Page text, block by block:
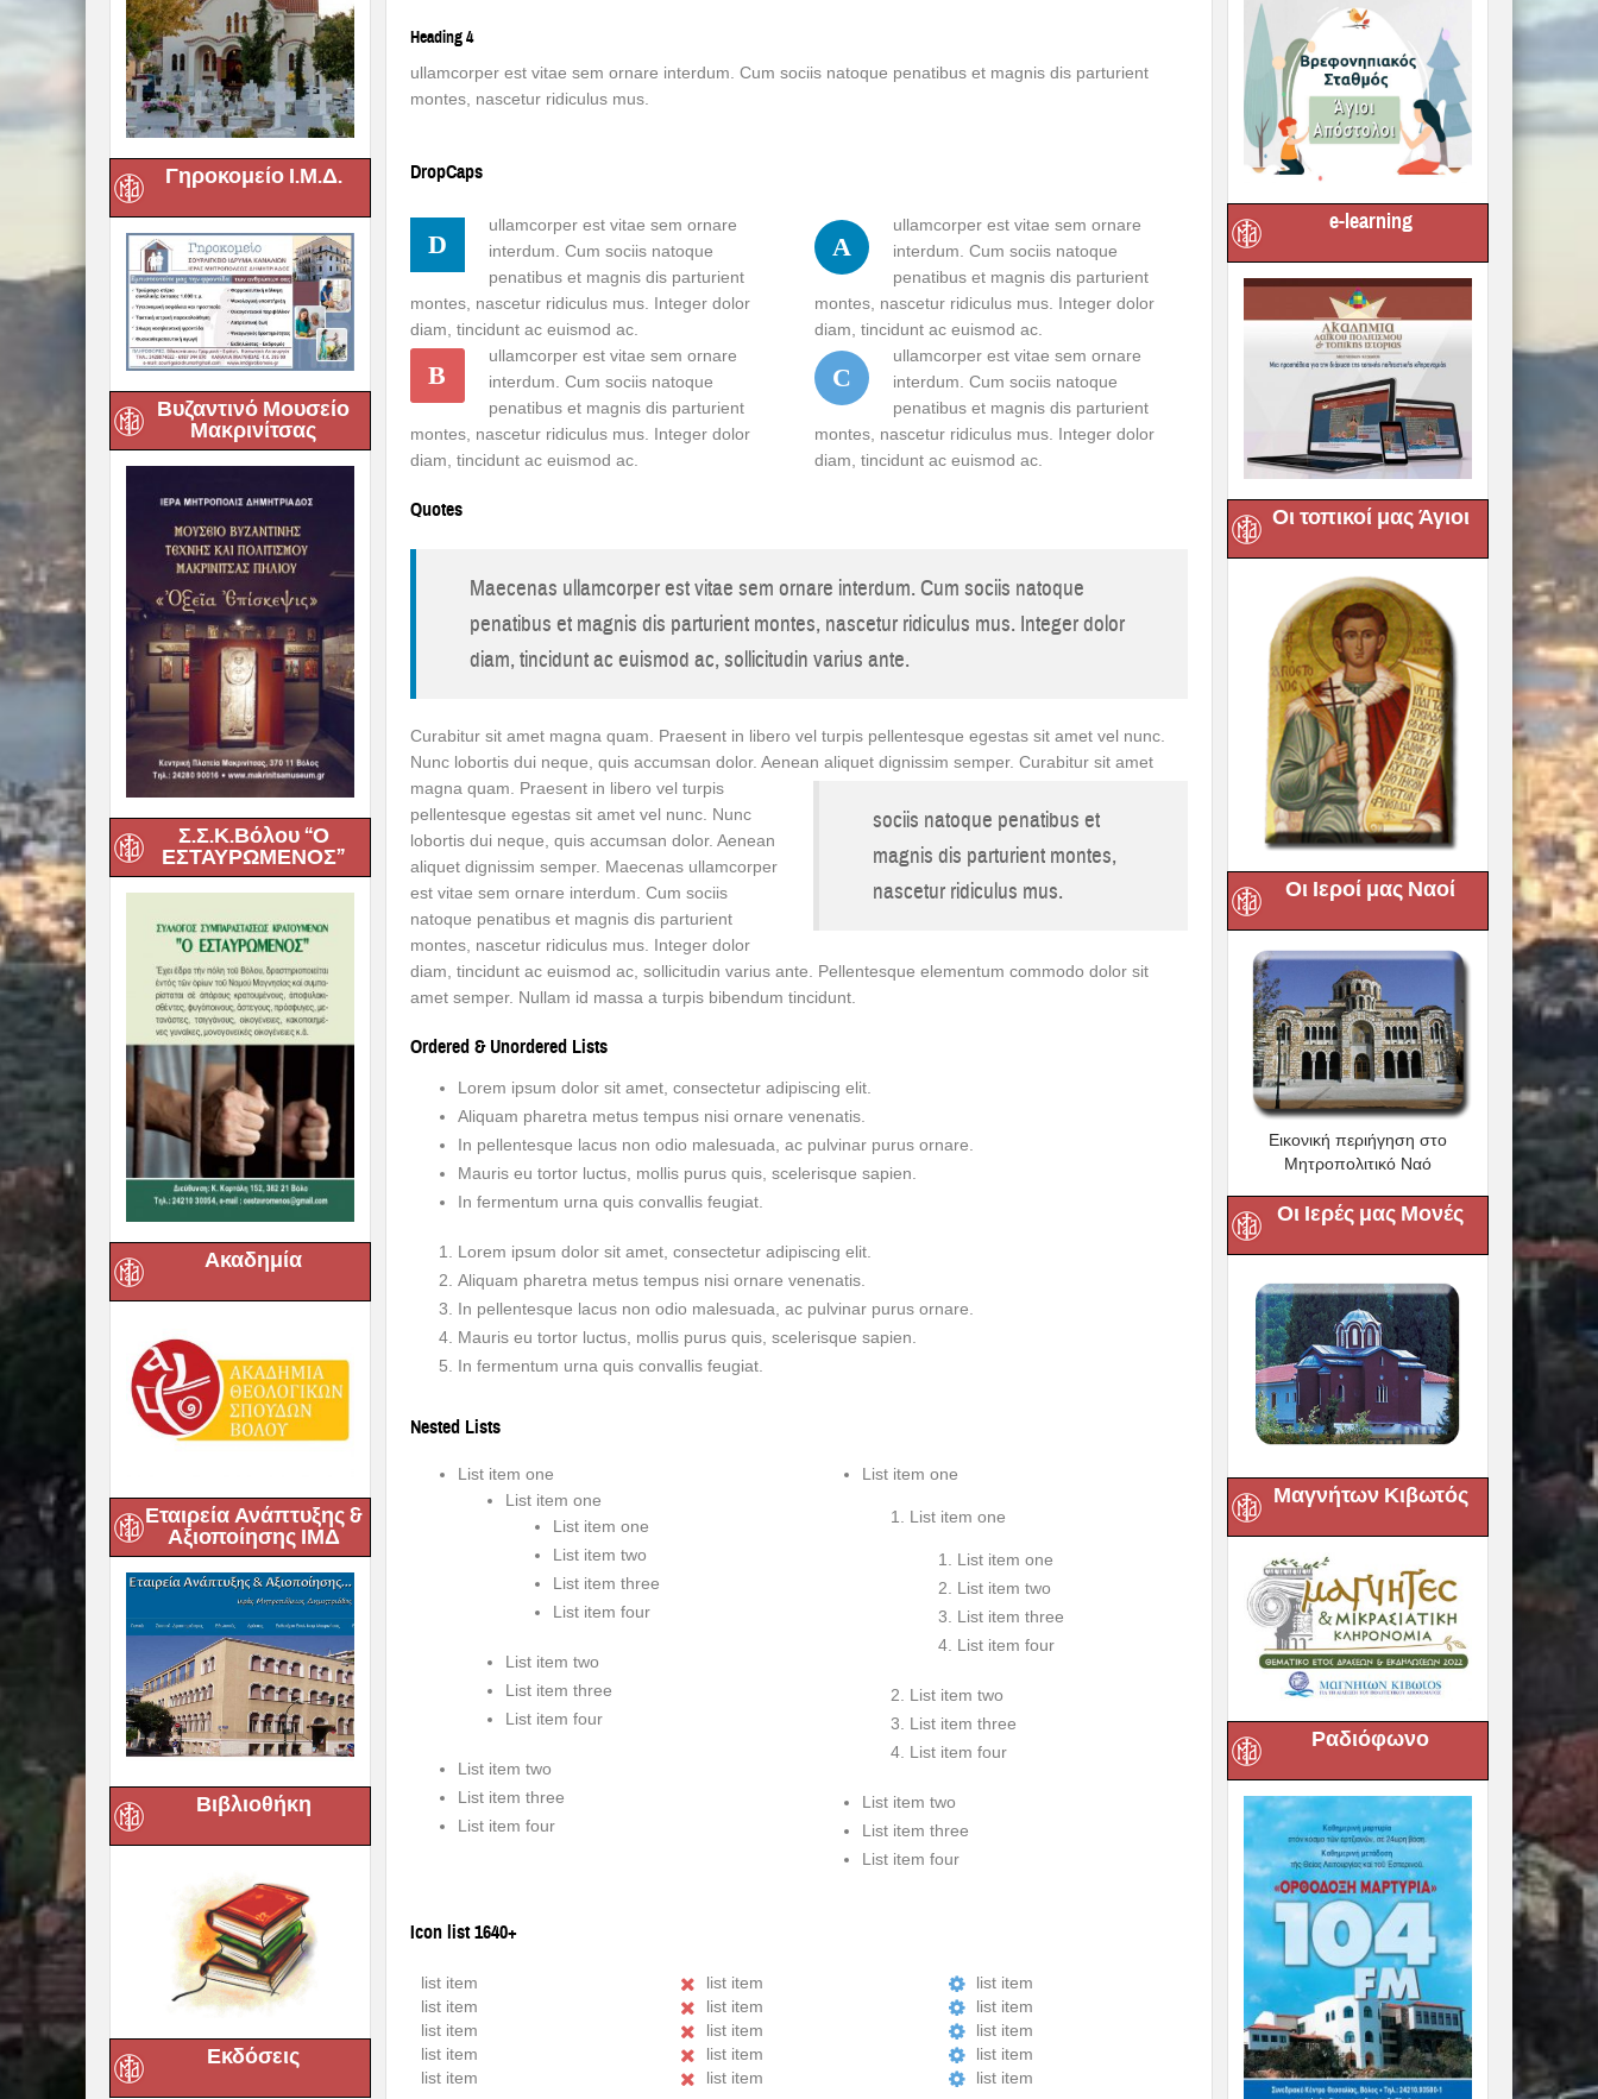
Γηροκομείο Ι.Μ.Δ.
Βυζαντινό Μουσείο
Μακρινίτσας
Σ.Σ.Κ.Βόλου “Ο
ΕΣΤΑΥΡΩΜΕΝΟΣ”
Ακαδημία
Εταιρεία Ανάπτυξης &
Αξιοποίησης ΙΜΔ
Βιβλιοθήκη
Εκδόσεις
Heading 4
ullamcorper est vitae sem ornare interdum. Cum sociis natoque penatibus et magnis dis parturient
montes, nascetur ridiculus mus.
DropCaps
D
ullamcorper est vitae sem ornare
interdum. Cum sociis natoque
penatibus et magnis dis parturient
montes, nascetur ridiculus mus. Integer dolor
diam, tincidunt ac euismod ac.
A
ullamcorper est vitae sem ornare
interdum. Cum sociis natoque
penatibus et magnis dis parturient
montes, nascetur ridiculus mus. Integer dolor
diam, tincidunt ac euismod ac.
B
ullamcorper est vitae sem ornare
interdum. Cum sociis natoque
penatibus et magnis dis parturient
montes, nascetur ridiculus mus. Integer dolor
diam, tincidunt ac euismod ac.
C
ullamcorper est vitae sem ornare
interdum. Cum sociis natoque
penatibus et magnis dis parturient
montes, nascetur ridiculus mus. Integer dolor
diam, tincidunt ac euismod ac.
Quotes
Maecenas ullamcorper est vitae sem ornare interdum. Cum sociis natoque
penatibus et magnis dis parturient montes, nascetur ridiculus mus. Integer dolor
diam, tincidunt ac euismod ac, sollicitudin varius ante.
Curabitur sit amet magna quam. Praesent in libero vel turpis pellentesque egestas sit amet vel nunc.
Nunc lobortis dui neque, quis accumsan dolor. Aenean aliquet dignissim semper.
sociis natoque penatibus et
magnis dis parturient montes,
nascetur ridiculus mus.
Curabitur sit amet
magna quam. Praesent in libero vel turpis
pellentesque egestas sit amet vel nunc. Nunc
lobortis dui neque, quis accumsan dolor. Aenean
aliquet dignissim semper. Maecenas ullamcorper
est vitae sem ornare interdum. Cum sociis
natoque penatibus et magnis dis parturient
montes, nascetur ridiculus mus. Integer dolor
diam, tincidunt ac euismod ac, sollicitudin varius ante. Pellentesque elementum commodo dolor sit
amet semper. Nullam id massa a turpis bibendum tincidunt.
Ordered & Unordered Lists
Lorem ipsum dolor sit amet, consectetur adipiscing elit.
Aliquam pharetra metus tempus nisi ornare venenatis.
In pellentesque lacus non odio malesuada, ac pulvinar purus ornare.
Mauris eu tortor luctus, mollis purus quis, scelerisque sapien.
In fermentum urna quis convallis feugiat.
Lorem ipsum dolor sit amet, consectetur adipiscing elit.
Aliquam pharetra metus tempus nisi ornare venenatis.
In pellentesque lacus non odio malesuada, ac pulvinar purus ornare.
Mauris eu tortor luctus, mollis purus quis, scelerisque sapien.
In fermentum urna quis convallis feugiat.
Nested Lists
List item one
List item one
List item one
List item two
List item three
List item four
List item two
List item three
List item four
List item two
List item three
List item four
List item one
List item one
List item one
List item two
List item three
List item four
List item two
List item three
List item four
List item two
List item three
List item four
Icon list 1640+
list item
list item
list item
list item
list item
list item
list item
list item
list item
list item
list item
list item
list item
list item
list item
e-learning
Οι τοπικοί μας Άγιοι
Οι Ιεροί μας Ναοί
Εικονική περιήγηση στο
Μητροπολιτικό Ναό
Οι Ιερές μας Μονές
Μαγνήτων Κιβωτός
Ραδιόφωνο